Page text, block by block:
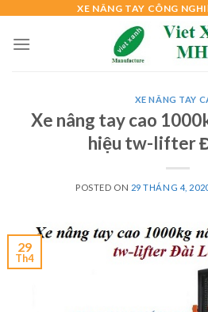
content
XE NÂNG TAY CÔNG
XE NÂNG TAY
Xe nâng tay cao
hiệu tw-lifter
POSTED ON 29 THÁNG 4,
29
Th4